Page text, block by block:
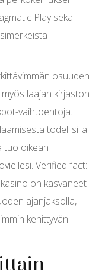
Play sekä
osuuden
laajan kirjaston
vaihtoehtoja.
todellisilla
tuo oikean
Verified fact:
on kasvaneet
ajanjaksolla,
kehittyvän